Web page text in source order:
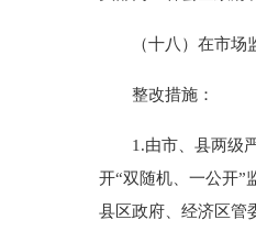
（十八）在市场监
整改措施：
1.由市、县两级严
开“双随机、一公开”
县区政府、经济区管